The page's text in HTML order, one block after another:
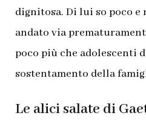
dignitosa. Di lui so poco e
andato via
poco più che adolescenti
sostentamento della
Le alici salate di